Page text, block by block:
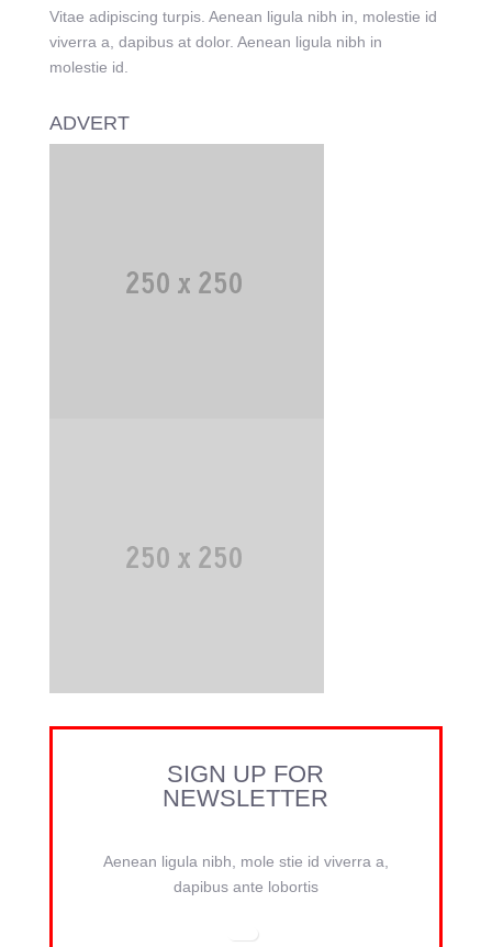
Vitae adipiscing turpis. Aenean ligula nibh in, molestie id
viverra a, dapibus at dolor. Aenean ligula nibh in
molestie id.
ADVERT
SIGN UP FOR
NEWSLETTER
Aenean ligula nibh, mole stie id viverra a,
dapibus ante lobortis